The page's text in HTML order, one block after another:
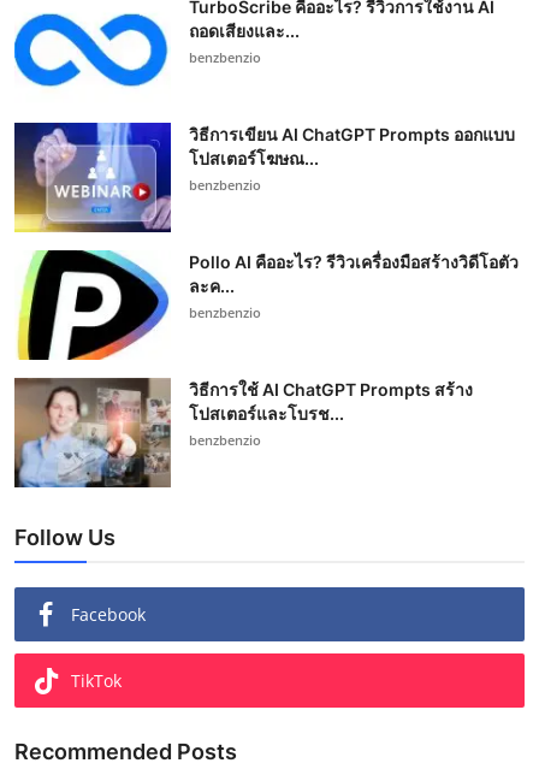
TurboScribe คืออะไร? รีวิวการใช้งาน AI
ถอดเสียงและ...
benzbenzio
วิธีการเขียน AI ChatGPT Prompts ออกแบบ
โปสเตอร์โฆษณ...
benzbenzio
Pollo AI คืออะไร? รีวิวเครื่องมือสร้างวิดีโอตัว
ละค...
benzbenzio
วิธีการใช้ AI ChatGPT Prompts สร้าง
โปสเตอร์และโบรช...
benzbenzio
Follow Us
Facebook
TikTok
Recommended Posts